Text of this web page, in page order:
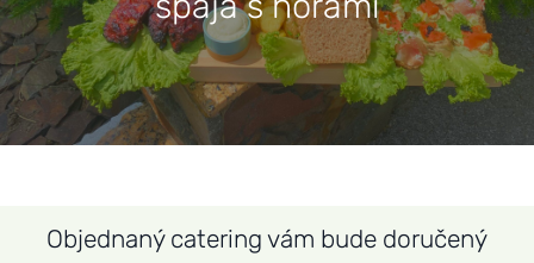
Objednaný catering vám bude doručený